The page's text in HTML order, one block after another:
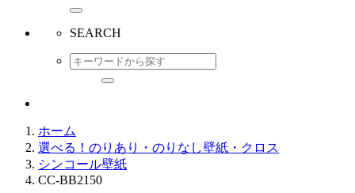
SEARCH
ホーム
選べる！のりあり・のりなし壁紙・クロス
シンコール壁紙
CC-BB2150